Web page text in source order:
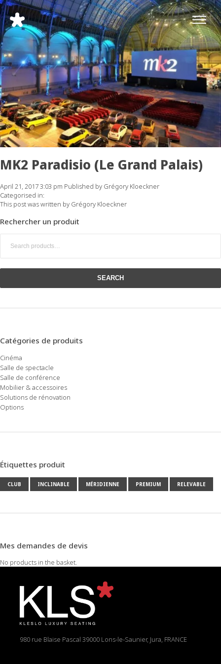
MK2 Paradisio (Le Grand Palais)
April 21, 2017 3:03 pm Published by Grégory Kloeckner
Categorised in:
This post was written by Grégory Kloeckner
Rechercher un produit
SEARCH
Catégories de produits
Cinéma
Salle de spectacle
Salle de conférence
Mobilier & accessoires
Solutions de rénovation
Options
Étiquettes produit
CLUB INCLINABLE MÉRIDIENNE PREMIUM RELEVABLE
Mes demandes de devis
No products in the basket.
980 rue Blaise Pascal 39000 Lons-le-Saunier, Jura, FRANCE